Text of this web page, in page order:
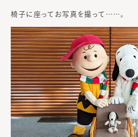
椅子に座ってお写真を撮って……。